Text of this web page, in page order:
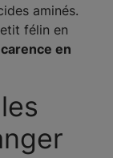
aminés.
félin en
carence en